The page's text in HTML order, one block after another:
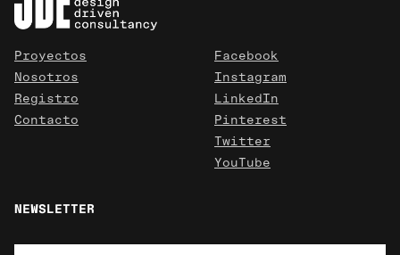
Proyectos
Nosotros
Registro
Contacto
Facebook
Instagram
LinkedIn
Pinterest
Twitter
YouTube
NEWSLETTER